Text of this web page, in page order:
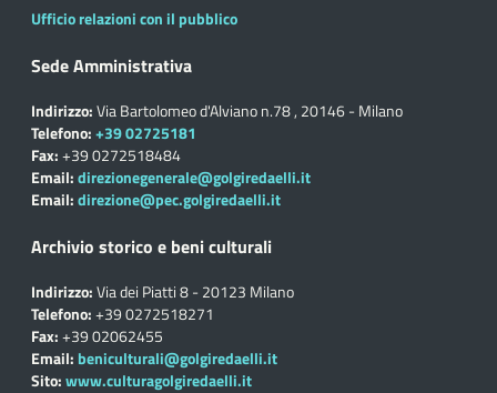
Ufficio relazioni con il pubblico
Sede Amministrativa
Indirizzo:Via Bartolomeo d'Alviano n.78 , 20146 - Milano
Telefono:+39 02725181
Fax:+39 0272518484
Email:direzionegenerale@golgiredaelli.it
Email:direzione@pec.golgiredaelli.it
Archivio storico e beni culturali
Indirizzo:Via dei Piatti 8 - 20123 Milano
Telefono:+39 0272518271
Fax:+39 02062455
Email: beniculturali@golgiredaelli.it
Sito:www.culturagolgiredaelli.it